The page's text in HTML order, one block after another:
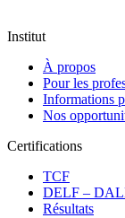
Institut
À propos
Pour les
Informations
Nos
Certifications
TCF
DELF –
Résultats